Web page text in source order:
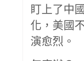
盯上了中
化，美國
演愈烈。